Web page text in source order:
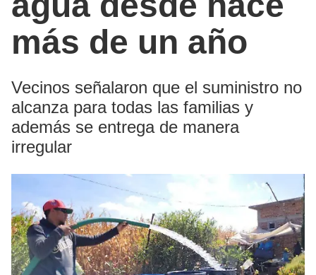
más de un año
Vecinos señalaron que el suministro no
alcanza para todas las familias y
además se entrega de manera
irregular